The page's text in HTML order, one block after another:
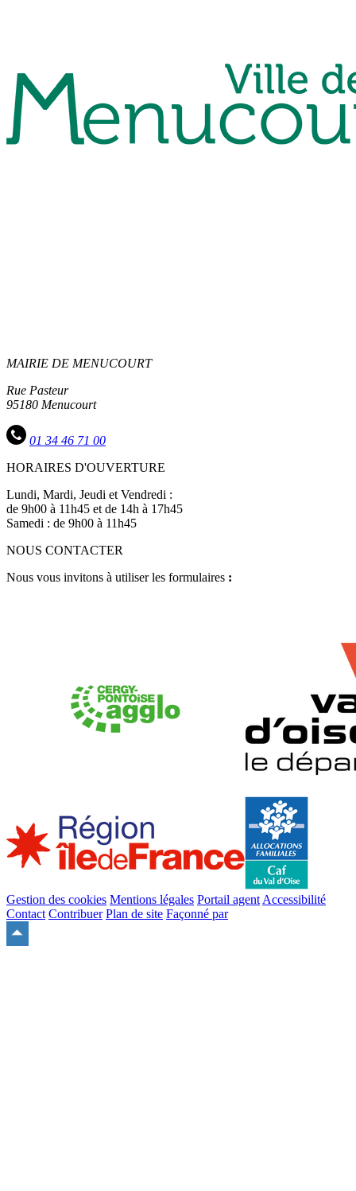
MAIRIE DE MENUCOURT
Rue Pasteur
95180 Menucourt
01 34 46 71 00
HORAIRES D'OUVERTURE
Lundi, Mardi, Jeudi et Vendredi :
de 9h00 à 11h45 et de 14h à 17h45
Samedi : de 9h00 à 11h45
NOUS CONTACTER
Nous vous invitons à utiliser les formulaires :
Gestion des cookies Mentions légales Portail agent Accessibilité
Contact Contribuer Plan de site Façonné par